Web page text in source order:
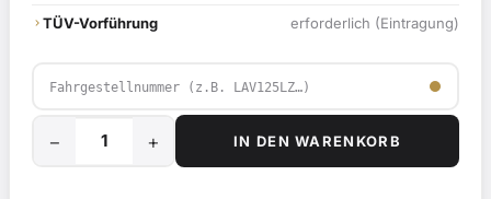
TÜV-Vorführung erforderlich (Eintragung)
− + IN DEN WARENKORB